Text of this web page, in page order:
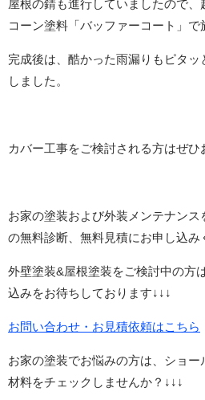
屋根の錆も進行していましたので、
コーン塗料「バッファーコート」で
完成後は、酷かった雨漏りもピタ
しました。
カバー工事をご検討される方はぜひ
お家の塗装および外装メンテナン
の無料診断、無料見積にお申し込み
外壁塗装&屋根塗装をご検討中の方
込みをお待ちしております↓↓↓
お問い合わせ・お見積依頼はこちら
お家の塗装でお悩みの方は、ショ
材料をチェックしませんか？↓↓↓